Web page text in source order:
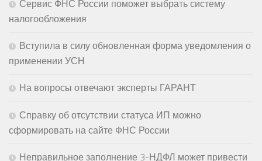
Сервис ФНС России поможет выбрать систему
налогообложения
Вступила в силу обновленная форма уведомления о
применении УСН
На вопросы отвечают эксперты ГАРАНТ
Справку об отсутствии статуса ИП можно
сформировать на сайте ФНС России
Неправильное заполнение 3-НДФЛ может привести